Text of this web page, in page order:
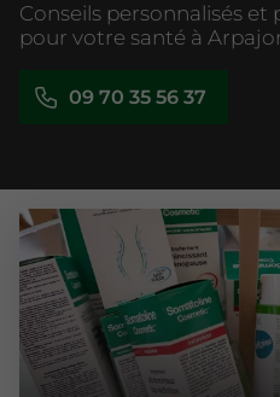
Conseils personnalisés
pour votre santé à
09 70 35 56 37